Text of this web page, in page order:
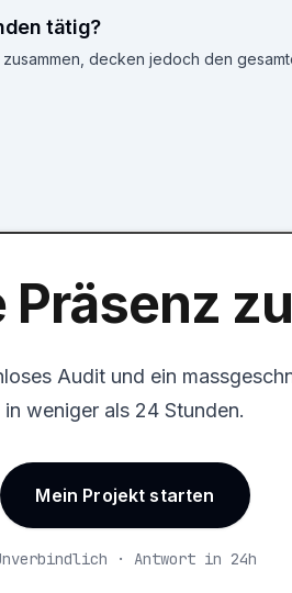
tätig?
decken jedoch den
Präsenz
Audit und ein
in weniger als 24 Stunden.
Mein Projekt starten
· Antwort in 24h